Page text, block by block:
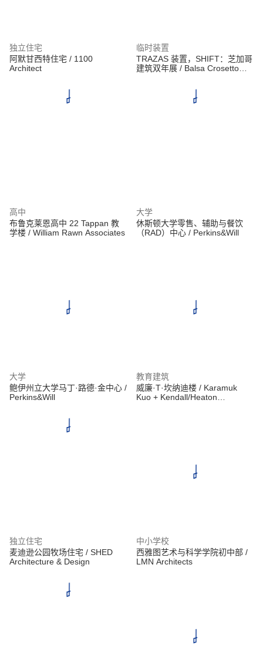
独立住宅
阿默甘西特住宅 / 1100
Architect
临时装置
TRAZAS 装置，SHIFT：芝加哥
建筑双年展 / Balsa Crosetto
高中
布鲁克莱恩高中 22 Tappan 教
学楼 / William Rawn Associates
大学
休斯顿大学零售、辅助与餐饮
（RAD）中心 / Perkins&Will
大学
鲍伊州立大学马丁·路德·金中心 /
Perkins&Will
教育建筑
威廉·T·坎纳迪楼 / Karamuk
Kuo + Kendall/Heaton
独立住宅
麦迪逊公园牧场住宅 / SHED
Architecture & Design
中小学校
西雅图艺术与科学学院初中部 /
LMN Architects